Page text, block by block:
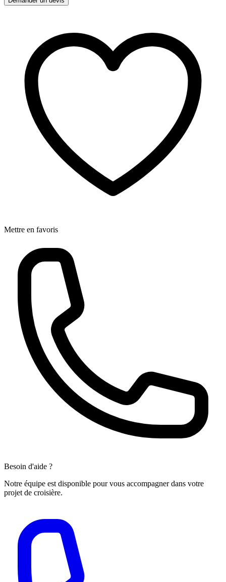
Mettre en favoris
Besoin d'aide ?
Notre équipe est disponible pour vous accompagner dans votre
projet de croisière.